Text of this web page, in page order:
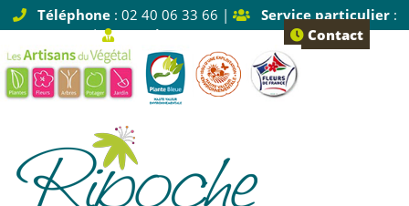
Téléphone: 02 40 06 33 66 | Service particulier:
Tapez 1 |
Service pro: Tapez 2 Contact